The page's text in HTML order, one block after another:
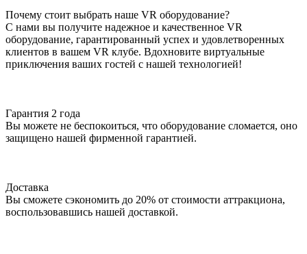
Почему стоит выбрать наше VR оборудование?
С нами вы получите надежное и качественное VR
оборудование, гарантированный успех и удовлетворенных
клиентов в вашем VR клубе. Вдохновите виртуальные
приключения ваших гостей с нашей технологией!
Гарантия 2 года
Вы можете не беспокоиться, что оборудование сломается, оно
защищено нашей фирменной гарантией.
Доставка
Вы сможете сэкономить до 20% от стоимости аттракциона,
воспользовавшись нашей доставкой.